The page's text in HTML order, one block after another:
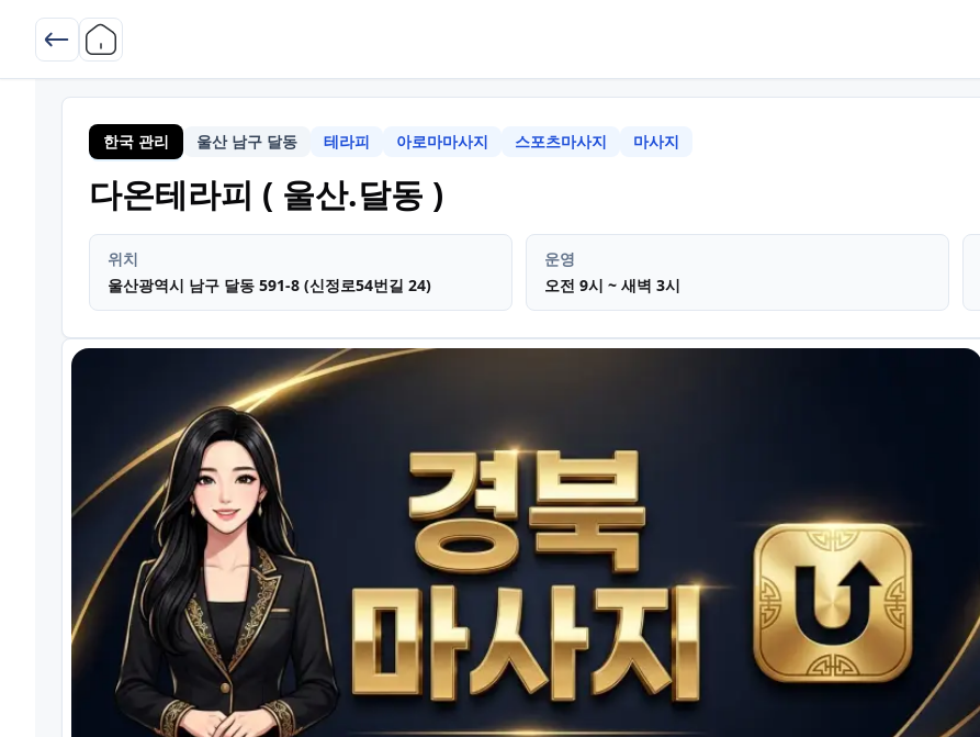
한국 관리 울산 남구 달동 테라피 아로마마사지 스포츠마사지 마사지
다온테라피 ( 울산.달동 )
위치
울산광역시 남구 달동 591-8 (신정로54번길 24)
운영
오전 9시 ~ 새벽 3시